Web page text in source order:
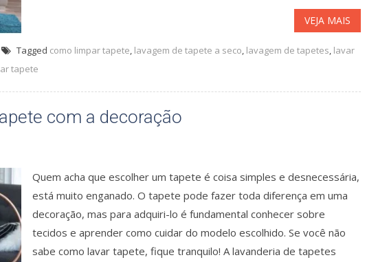
VEJA MAIS
Tagged como limpar tapete, lavagem de tapete a seco, lavagem de tapetes, lavar
tapete
com a decoração
Quem acha que escolher um tapete é coisa simples e desnecessária,
está muito enganado. O tapete pode fazer toda diferença em uma
decoração, mas para adquiri-lo é fundamental conhecer sobre
tecidos e aprender como cuidar do modelo escolhido. Se você não
sabe como lavar tapete, fique tranquilo! A lavanderia de tapetes